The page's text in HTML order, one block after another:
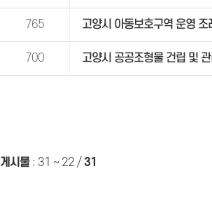
765 고양시 아동보호구역 운영 조
700 고양시 공공조형물 건립 및
게시물: 31 ~ 22 /31